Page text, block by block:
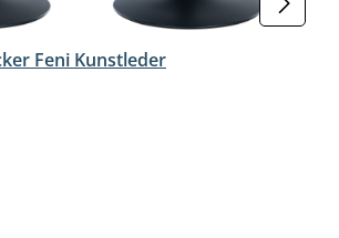
Feni Kunstleder
nicht verfügbar.)
nicht verfügbar.)